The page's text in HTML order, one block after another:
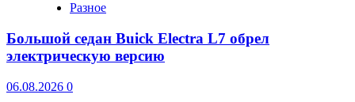
Разное
Большой седан Buick Electra L7 обрел
электрическую версию
06.08.2026 0